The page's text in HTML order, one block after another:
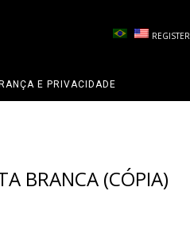
REGISTER
E PRIVACIDADE
BRANCA (CÓPIA)